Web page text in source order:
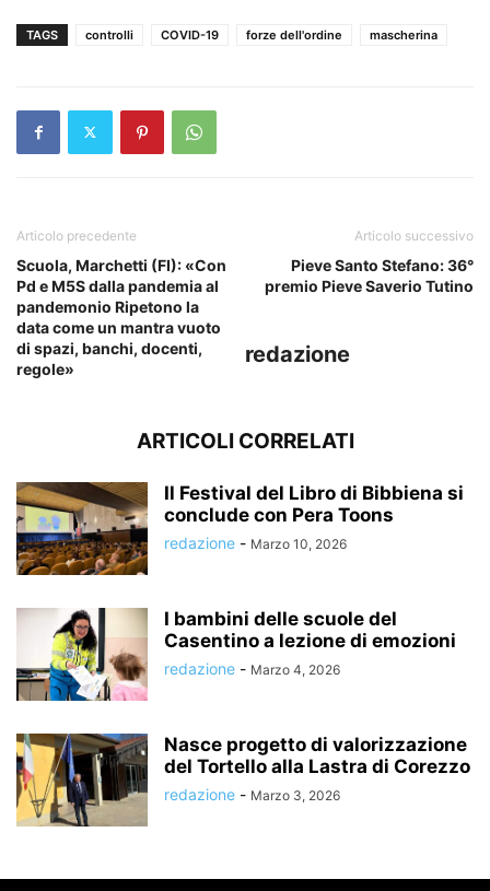
TAGS controlli COVID-19 forze dell'ordine mascherina
Articolo precedente
Scuola, Marchetti (FI): «Con
Pd e M5S dalla pandemia al
pandemonio Ripetono la
data come un mantra vuoto
di spazi, banchi, docenti,
regole»
Articolo successivo
Pieve Santo Stefano: 36°
premio Pieve Saverio Tutino
redazione
ARTICOLI CORRELATI
Il Festival del Libro di Bibbiena si
conclude con Pera Toons
redazione - Marzo 10, 2026
I bambini delle scuole del
Casentino a lezione di emozioni
redazione - Marzo 4, 2026
Nasce progetto di valorizzazione
del Tortello alla Lastra di Corezzo
redazione - Marzo 3, 2026